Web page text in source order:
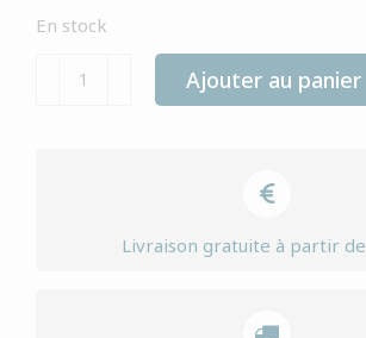
En stock
quantité
Ajouter au panier
Livraison gratuite à partir